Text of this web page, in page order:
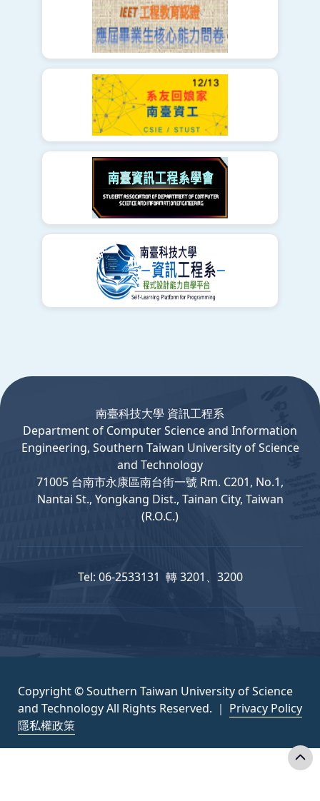
南臺科技大學 資訊工程系
Departmentof ComputerScience and Information
Engineering, Southern Taiwan University of Science
and Technology
71005 台南市永康區南台街一號 Rm. C201, No.1,
Nantai St., Yongkang Dist., Tainan City, Taiwan
(R.O.C.)
Tel: 06-2533131 轉 3201、3200
Copyright © Southern Taiwan University of Science
and Technology All Rights Reserved. ｜ Privacy Policy
隱私權政策